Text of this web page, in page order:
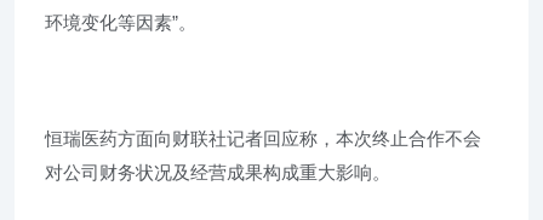
环境变化等因素”。
恒瑞医药方面向财联社记者回应称，本次终止合作不会
对公司财务状况及经营成果构成重大影响。